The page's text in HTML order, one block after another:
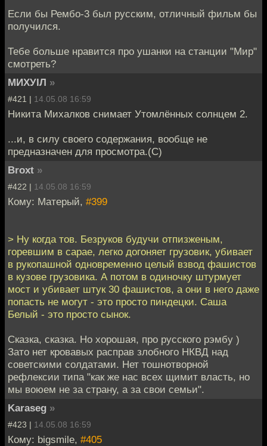
Если бы Рембо-3 был русским, отличный фильм бы
получился.
Тебе больше нравится про ушанки на станции "Мир"
смотреть?
МИХУIЛ »
#421 | 14.05.08 16:59
Никита Михалков снимает Утомлённых солнцем 2.
...и, в силу своего содержания, вообще не
предназначен для просмотра.(С)
Broxt »
#422 | 14.05.08 16:59
Кому: Матерый, #399
> Ну когда тов. Безруков будучи отпизженым,
горевшим в сарае, легко догоняет грузовик, убивает
в рукопашной одновременно целый взвод фашистов
в кузове грузовика. А потом в одиночку штурмует
мост и убивает штук 30 фашистов, а они в него даже
попасть не могут - это просто пиндецки. Саша
Белый - это просто сынок.
Сказка, сказка. Но хорошая, про русского рэмбу )
Зато нет кровавых расправ злобного НКВД над
советскими солдатами. Нет тошнотворной
рефлексии типа "как же нас всех щимит власть, но
мы воюем не за страну, а за свои семьи".
Karaseg »
#423 | 14.05.08 16:59
Кому: bigsmile, #405